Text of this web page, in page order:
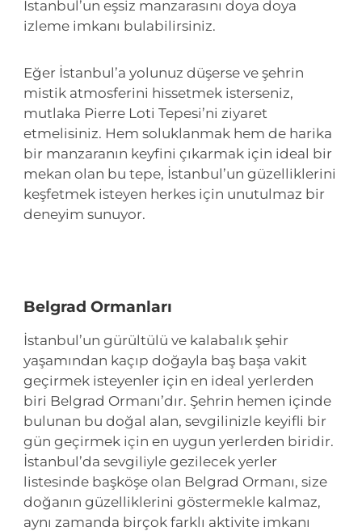
İstanbul’un eşsiz manzarasını doya doya
izleme imkanı bulabilirsiniz.
Eğer İstanbul’a yolunuz düşerse ve şehrin
mistik atmosferini hissetmek isterseniz,
mutlaka Pierre Loti Tepesi’ni ziyaret
etmelisiniz. Hem soluklanmak hem de harika
bir manzaranın keyfini çıkarmak için ideal bir
mekan olan bu tepe, İstanbul’un güzelliklerini
keşfetmek isteyen herkes için unutulmaz bir
deneyim sunuyor.
Belgrad Ormanları
İstanbul’un gürültülü ve kalabalık şehir
yaşamından kaçıp doğayla baş başa vakit
geçirmek isteyenler için en ideal yerlerden
biri Belgrad Ormanı’dır. Şehrin hemen içinde
bulunan bu doğal alan, sevgilinizle keyifli bir
gün geçirmek için en uygun yerlerden biridir.
İstanbul’da sevgiliyle gezilecek yerler
listesinde başköşe olan Belgrad Ormanı, size
doğanın güzelliklerini göstermekle kalmaz,
aynı zamanda birçok farklı aktivite imkanı